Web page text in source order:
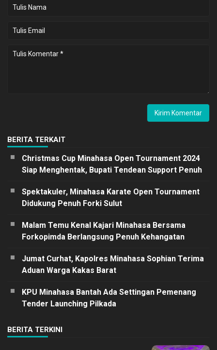
BERITA TERKAIT
Christmas Cup Minahasa Open Tournament 2024
Siap Menghentak, Bupati Tendean Support Penuh
Spektakuler, Minahasa Karate Open Tournament
Didukung Penuh Forki Sulut
Malam Temu Kenal Kajari Minahasa Bersama
Forkopimda Berlangsung Penuh Kehangatan
Jumat Curhat, Kapolres Minahasa Sophian Terima
Aduan Warga Kakas Barat
KPU Minahasa Bantah Ada Settingan Pemenang
Tender Launching Pilkada
BERITA TERKINI